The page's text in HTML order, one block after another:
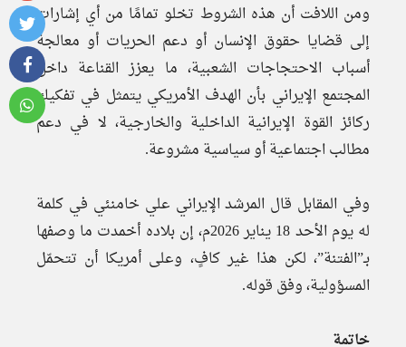
ومن اللافت أن هذه الشروط تخلو تمامًا من أي إشارات
إلى قضايا حقوق الإنسان أو دعم الحريات أو معالجة
أسباب الاحتجاجات الشعبية، ما يعزز القناعة داخل
المجتمع الإيراني بأن الهدف الأمريكي يتمثل في تفكيك
ركائز القوة الإيرانية الداخلية والخارجية، لا في دعم
مطالب اجتماعية أو سياسية مشروعة.
وفي المقابل قال المرشد الإيراني علي خامنئي في كلمة
له يوم الأحد 18 يناير 2026م، إن بلاده أخمدت ما وصفها
بـ”الفتنة”، لكن هذا غير كافٍ، وعلى أمريكا أن تتحمّل
المسؤولية، وفق قوله.
خاتمة